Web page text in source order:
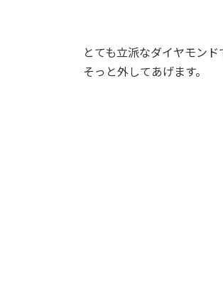
とても立派なダイヤモン
そっと外してあげます。